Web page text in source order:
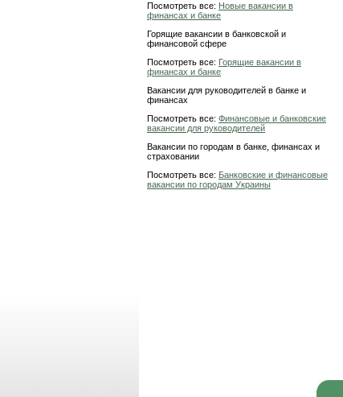
Посмотреть все: Новые вакансии в
финансах и банке
Горящие вакансии в банковской и
финансовой сфере
Посмотреть все: Горящие вакансии в
финансах и банке
Вакансии для руководителей в банке и
финансах
Посмотреть все: Финансовые и банковские
вакансии для руководителей
Вакансии по городам в банке, финансах и
страховании
Посмотреть все: Банковские и финансовые
вакансии по городам Украины